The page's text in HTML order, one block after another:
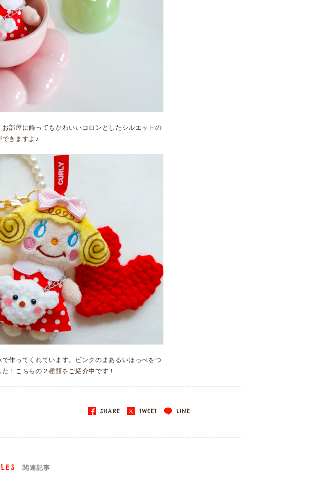
部屋に飾ってもかわいいコロンとしたシルエットの
きますよ♪
作ってくれています。ピンクのまあるいほっぺをつ
！こちらの２種類をご紹介中です！
SHARE TWEET LINE
関連記事